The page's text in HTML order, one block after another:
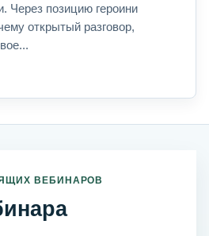
Через позицию героини
открытый разговор,
ВЕБИНАРОВ